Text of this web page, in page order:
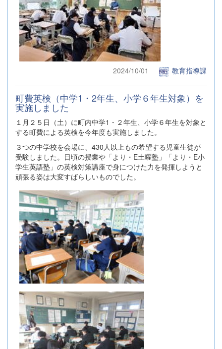
2024/10/01 教育指導課
町費英検（中学1・2年生、小学６年生対象）を
実施しました
１月２５日（土）に町内中学1・２年生、小学６年生を対象と
する町費による英検を今年度も実施しました。
３つの中学校を会場に、430人以上もの希望する児童生徒が
受験しました。日頃の授業や「より・E土曜塾」「より・E小
学生英語塾」の英検対策講座で身につけた力を発揮しようと
頑張る姿は大変すばらしいものでした。